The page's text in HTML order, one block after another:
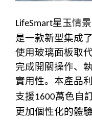
LifeSmart星玉情
是一款新型集成
使用玻璃面板取
完成開關操作、
實用性。本產品
支援1600萬色自
更加個性化的體驗